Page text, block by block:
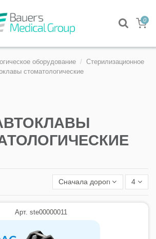
0
оборудование
Стерилизационное
стоматологические
Сначала дорогие 4
Арт. ste00000011